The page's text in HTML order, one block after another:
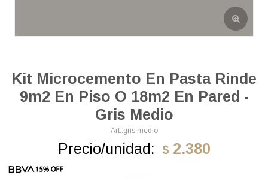
Kit Microcemento En Pasta Rinde
9m2 En Piso O 18m2 En Pared -
Gris Medio
gris medio
Precio/unidad: $ 2.380